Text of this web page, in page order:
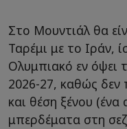
Στο Μουντιάλ θα
Ταρέμι με το Ιράν,
Ολυμπιακό εν όψει
2026-27, καθώς δεν
και θέση ξένου
μπερδέματα στη